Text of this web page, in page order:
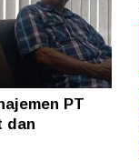
PT
dan